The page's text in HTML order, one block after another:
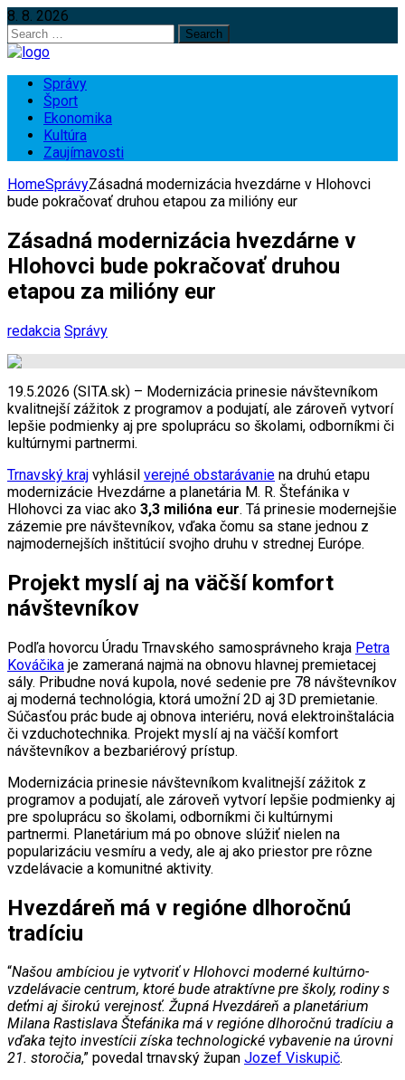
8. 8. 2026
Search
for:
Správy
Šport
Ekonomika
Kultúra
Zaujímavosti
HomeSprávyZásadná modernizácia hvezdárne v Hlohovci
bude pokračovať druhou etapou za milióny eur
Zásadná modernizácia hvezdárne v
Hlohovci bude pokračovať druhou
etapou za milióny eur
redakcia Správy
19.5.2026 (SITA.sk) – Modernizácia prinesie návštevníkom
kvalitnejší zážitok z programov a podujatí, ale zároveň vytvorí
lepšie podmienky aj pre spoluprácu so školami, odborníkmi či
kultúrnymi partnermi.
Trnavský kraj vyhlásil verejné obstarávanie na druhú etapu
modernizácie Hvezdárne a planetária M. R. Štefánika v
Hlohovci za viac ako 3,3 milióna eur. Tá prinesie modernejšie
zázemie pre návštevníkov, vďaka čomu sa stane jednou z
najmodernejších inštitúcií svojho druhu v strednej Európe.
Projekt myslí aj na väčší komfort
návštevníkov
Podľa hovorcu Úradu Trnavského samosprávneho kraja Petra
Kováčika je zameraná najmä na obnovu hlavnej premietacej
sály. Pribudne nová kupola, nové sedenie pre 78 návštevníkov
aj moderná technológia, ktorá umožní 2D aj 3D premietanie.
Súčasťou prác bude aj obnova interiéru, nová elektroinštalácia
či vzduchotechnika. Projekt myslí aj na väčší komfort
návštevníkov a bezbariérový prístup.
Modernizácia prinesie návštevníkom kvalitnejší zážitok z
programov a podujatí, ale zároveň vytvorí lepšie podmienky aj
pre spoluprácu so školami, odborníkmi či kultúrnymi
partnermi. Planetárium má po obnove slúžiť nielen na
popularizáciu vesmíru a vedy, ale aj ako priestor pre rôzne
vzdelávacie a komunitné aktivity.
Hvezdáreň má v regióne dlhoročnú
tradíciu
“Našou ambíciou je vytvoriť v Hlohovci moderné kultúrno-
vzdelávacie centrum, ktoré bude atraktívne pre školy, rodiny s
deťmi aj širokú verejnosť. Župná Hvezdáreň a planetárium
Milana Rastislava Štefánika má v regióne dlhoročnú tradíciu a
vďaka tejto investícii získa technologické vybavenie na úrovni
21. storočia,” povedal trnavský župan Jozef Viskupič.